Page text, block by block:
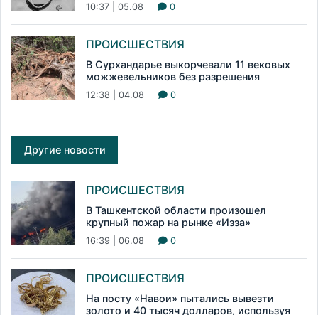
10:37 | 05.08 0
ПРОИСШЕСТВИЯ
В Сурхандарье выкорчевали 11 вековых
можжевельников без разрешения
12:38 | 04.08 0
Другие новости
ПРОИСШЕСТВИЯ
В Ташкентской области произошел
крупный пожар на рынке «Изза»
16:39 | 06.08 0
ПРОИСШЕСТВИЯ
На посту «Навои» пытались вывезти
золото и 40 тысяч долларов, используя